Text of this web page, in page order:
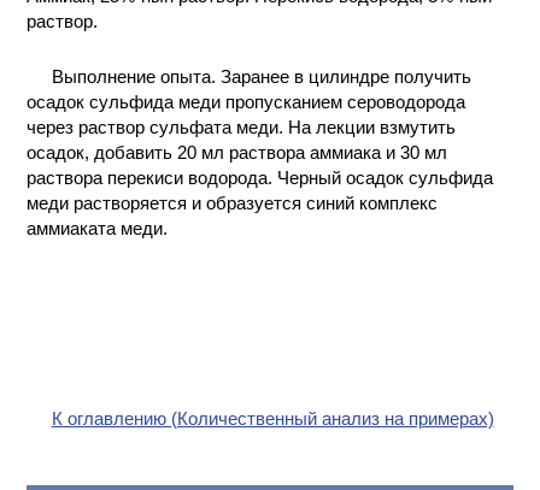
раствор.
Выполнение опыта. Заранее в цилиндре получить
осадок сульфида меди пропусканием сероводорода
через раствор сульфата меди. На лекции взмутить
осадок, добавить 20 мл раствора аммиака и 30 мл
раствора перекиси водорода. Черный осадок сульфида
меди растворяется и образуется синий комплекс
аммиаката меди.
К оглавлению (Количественный анализ на примерах)